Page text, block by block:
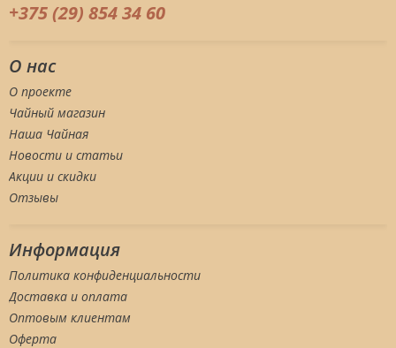
+375 (29) 854 34 60
О нас
О проекте
Чайный магазин
Наша Чайная
Новости и статьи
Акции и скидки
Отзывы
Информация
Политика конфиденциальности
Доставка и оплата
Оптовым клиентам
Оферта